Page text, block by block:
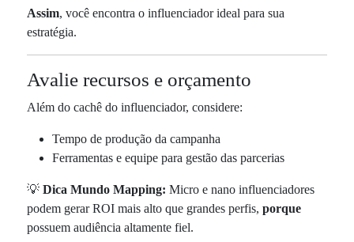
Assim, você encontra o influenciador ideal para sua
estratégia.
Avalie recursos e orçamento
Além do cachê do influenciador, considere:
Tempo de produção da campanha
Ferramentas e equipe para gestão das parcerias
💡Dica Mundo Mapping: Micro e nano influenciadores
podem gerar ROI mais alto que grandes perfis,porque
possuem audiência altamente fiel.